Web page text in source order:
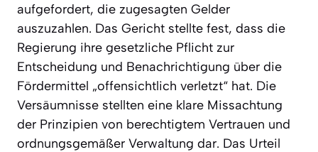
aufgefordert, die zugesagten Gelder
auszuzahlen. Das Gericht stellte fest, dass die
Regierung ihre gesetzliche Pflicht zur
Entscheidung und Benachrichtigung über die
Fördermittel „offensichtlich verletzt“ hat. Die
Versäumnisse stellten eine klare Missachtung
der Prinzipien von berechtigtem Vertrauen und
ordnungsgemäßer Verwaltung dar. Das Urteil